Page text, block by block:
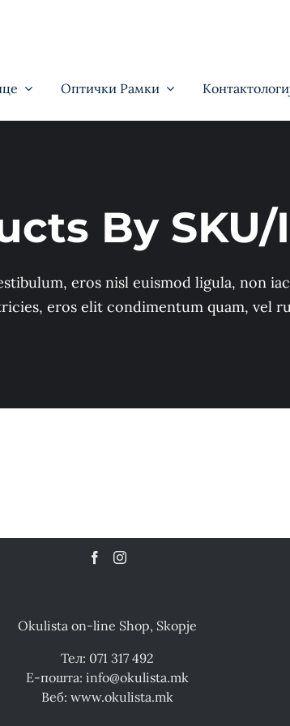
Оптички Рамки
By SKU/
eros nisl euismod ligula, non
eros elit condimentum quam, vel
Okulista on-line Shop, Skopje
Тел: 071 317 492
Е-пошта: info@okulista.mk
Веб: www.okulista.mk